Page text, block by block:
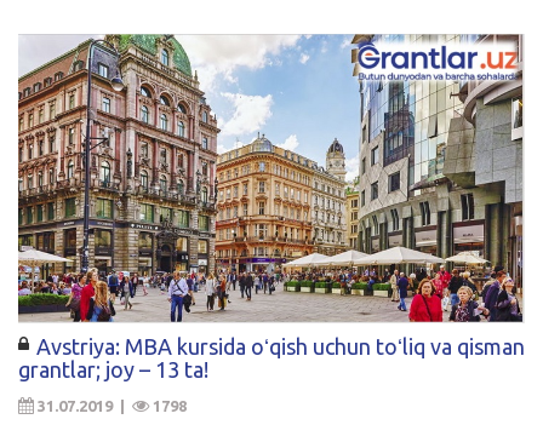
Avstriya: MBA kursida oʻqish uchun toʻliq va qisman
grantlar; joy – 13 ta!
31.07.2019 | 1798